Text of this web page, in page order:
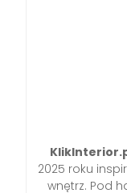
2025 roku
wnętrz. Pod